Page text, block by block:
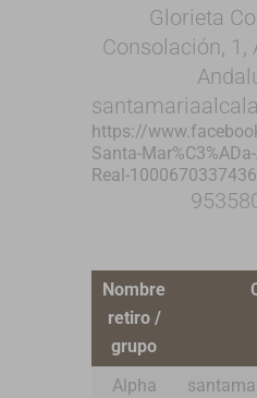
Glorieta
Consolación, 1,
https://
Santa-
Real-
Nombre
retiro /
grupo
Alpha